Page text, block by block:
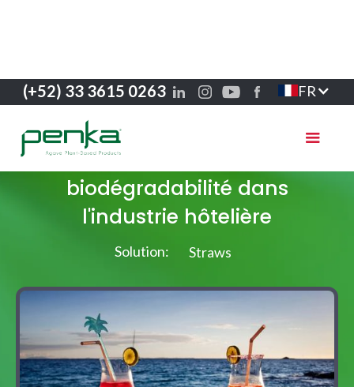
(+52) 33 3615 0263 FR
Hôtels durables : innovation et
biodégradabilité dans
l'industrie hôtelière
Solution: Straws